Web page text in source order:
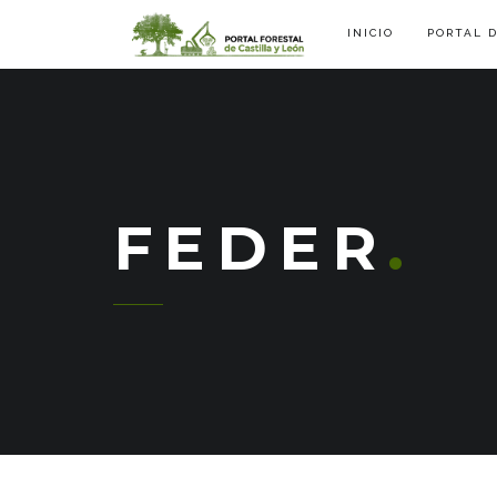
INICIO PORTAL
FEDER